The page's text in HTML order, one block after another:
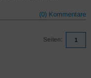
(0) Kommentare
Seiten: 1